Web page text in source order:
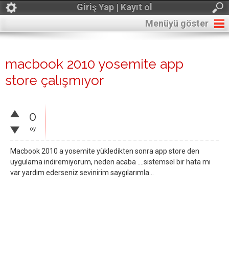
Giriş Yap | Kayıt ol
Menüyü göster
macbook 2010 yosemite app
store çalışmıyor
0
oy
Macbook 2010 a yosemite yükledikten sonra app store den
uygulama indiremiyorum, neden acaba ....sistemsel bir hata mı
var yardım ederseniz sevinirim saygılarımla...